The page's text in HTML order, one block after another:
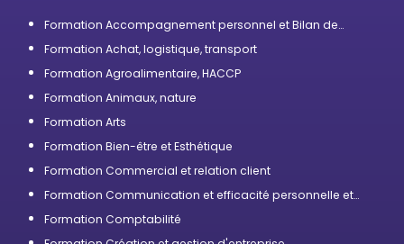
Formation Accompagnement personnel et Bilan de
Formation Achat, logistique, transport
Formation Agroalimentaire, HACCP
Formation Animaux, nature
Formation Arts
Formation Bien-être et Esthétique
Formation Commercial et relation client
Formation Communication et efficacité personnelle et
Formation Comptabilité